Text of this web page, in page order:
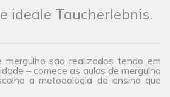
ideale Taucherlebnis.
mergulho são realizados tendo em
– comece as aulas de mergulho
a metodologia de ensino que